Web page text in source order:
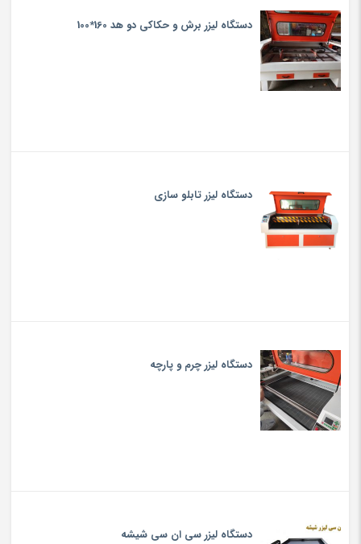
دستگاه لیزر برش و حکاکی دو هد 160*100
دستگاه لیزر تابلو سازی
دستگاه لیزر چرم و پارچه
دستگاه لیزر سی ان سی شیشه